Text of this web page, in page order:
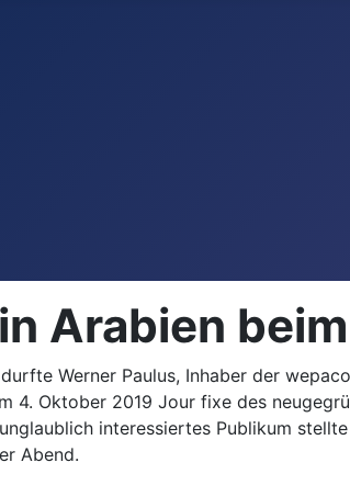
Arabien
Werner Paulus, Inhaber der
4. Oktober 2019 Jour fixe des
interessiertes Publikum
Abend.